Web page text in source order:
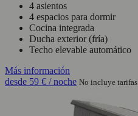
4 asientos
4 espacios para dormir
Cocina integrada
Ducha exterior (fría)
Techo elevable automático
Más información
desde 59 € / noche No incluye tarifas